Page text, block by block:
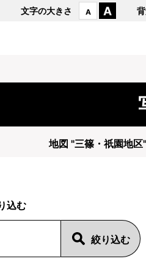
文字の大きさ A A
地図 "三篠・祇園地区
込む